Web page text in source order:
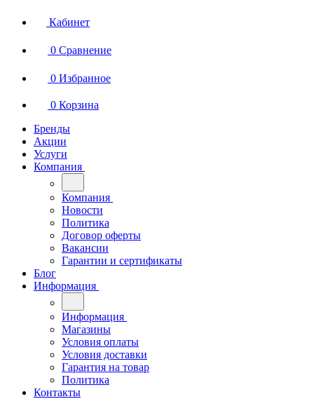
Кабинет
0 Сравнение
0 Избранное
0 Корзина
Бренды
Акции
Услуги
Компания
Компания
Новости
Политика
Договор оферты
Вакансии
Гарантии и сертификаты
Блог
Информация
Информация
Магазины
Условия оплаты
Условия доставки
Гарантия на товар
Политика
Контакты